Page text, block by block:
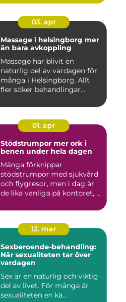
03. apr
Massage i helsingborg mer
än bara avkoppling
Massage har blivit en
naturlig del av vardagen för
många i Helsingborg. Allt
fler söker behandlingar...
01. apr
Stödstrumpor mer ork i
benen under hela dagen
Många förknippar
stödstrumpor med sjukvård
och flygresor, men i dag är
de lika vanliga på kontoret, ...
12. mar
Sexberoende-behandling:
När sexualiteten tar över
vardagen
Sex är en naturlig och viktig
del av livet. För många är
sexualiteten en kä...